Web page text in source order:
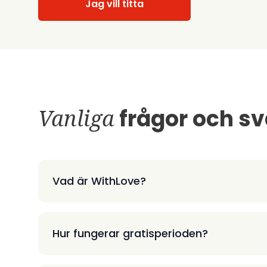
Jag vill titta
Vanligafrågor och
Vad är WithLove?
Hur fungerar gratisperioden?